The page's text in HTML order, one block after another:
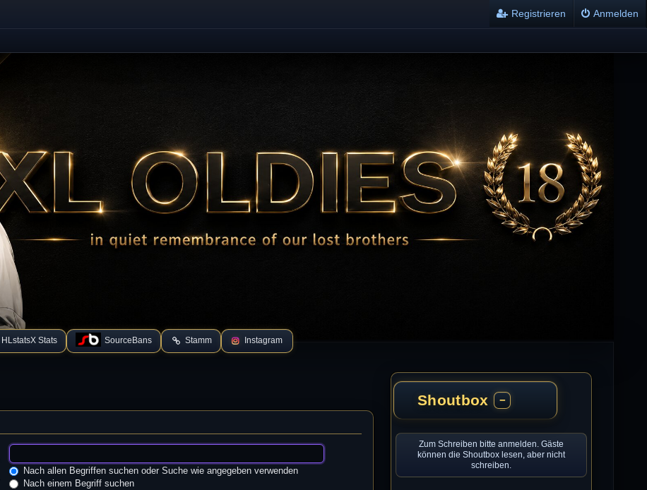
HLstatsX Stats SourceBans Stamm Instagram
Anmelden
Registrieren
Nach allen Begriffen suchen oder Suche wie angegeben verwenden
Nach einem Begriff suchen
Shoutbox −
Zum Schreiben bitte anmelden. Gäste
können die Shoutbox lesen, aber nicht
schreiben.